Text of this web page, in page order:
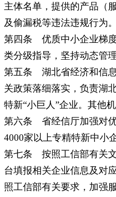
主体名单，提供的产品（
及偷漏税等违法违规行为。
第四条 优质中小企业梯
类分级指导，坚持动态管
第五条 湖北省经济和信息
关政策落细落实，负责湖
特新“小巨人”企业。其他
第六条 省经信厅加强对优
4000家以上专精特新中小
第七条 按照工信部有关文
台填报相关企业信息及对
照工信部有关要求，加强